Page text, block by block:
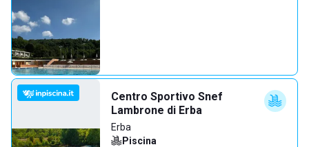
Centro Sportivo Snef
Lambrone di Erba
Erba
Piscina